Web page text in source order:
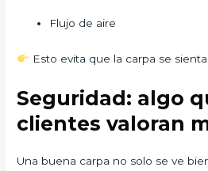
Flujo de aire
Esto evita que la carpa se
Seguridad: algo
clientes valoran
Una buena carpa no solo se ve